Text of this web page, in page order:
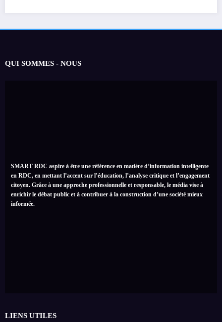
QUI SOMMES - NOUS
SMART RDC aspire à être une référence en matière d’information intelligente
en RDC, en mettant l’accent sur l’éducation, l’analyse critique et l’engagement
citoyen. Grâce à une approche professionnelle et responsable, le média vise à
enrichir le débat public et à contribuer à la construction d’une société mieux
informée.
LIENS UTILES